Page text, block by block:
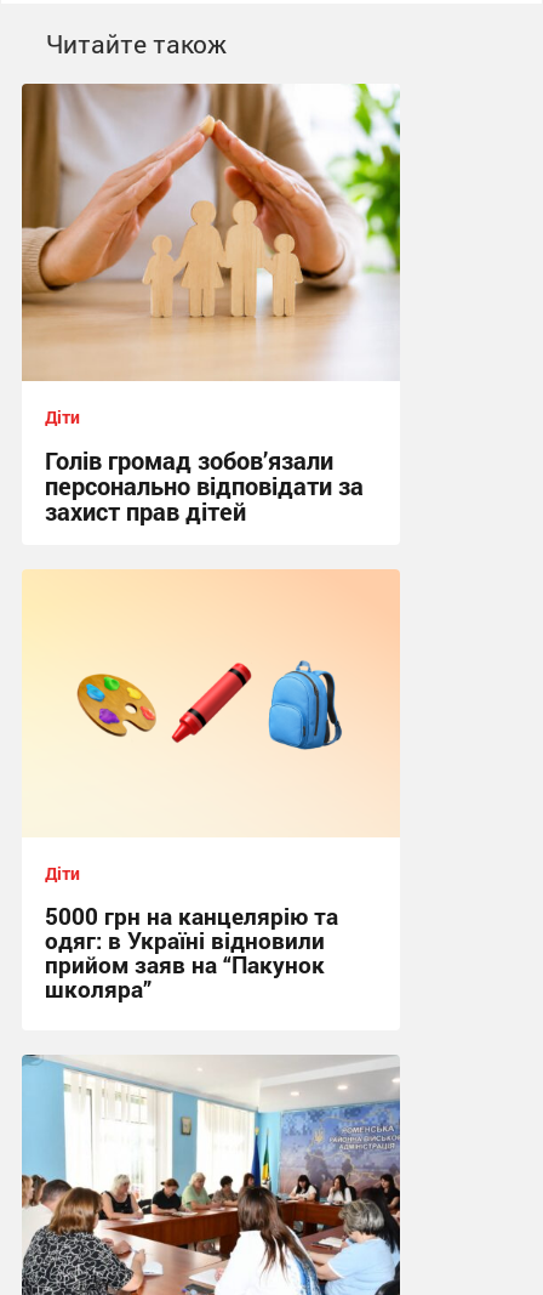
Читайте також
Діти
Голів громад зобов’язали
персонально відповідати за
захист прав дітей
Діти
5000 грн на канцелярію та
одяг: в Україні відновили
прийом заяв на “Пакунок
школяра”
10:00, 4.08.2026